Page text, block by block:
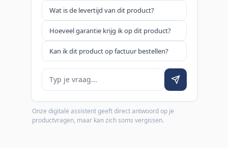
Wat is de levertijd van dit product?
Hoeveel garantie krijg ik op dit product?
Kan ik dit product op factuur bestellen?
Je vraag
Onze digitale assistent geeft direct antwoord op je
productvragen, maar kan zich soms vergissen.